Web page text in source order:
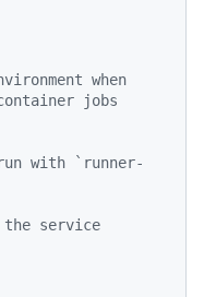
when
jobs
with `runner-
the service